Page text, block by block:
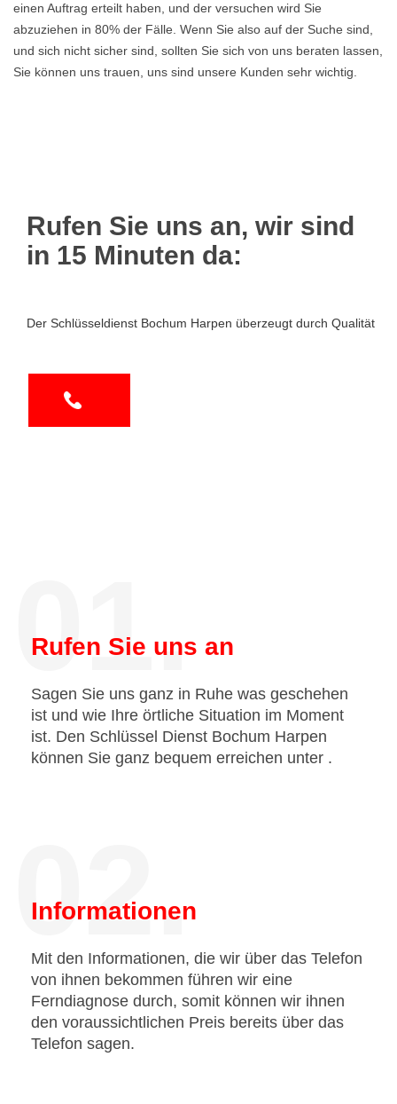
einen Auftrag erteilt haben, und der versuchen wird Sie
abzuziehen in 80% der Fälle. Wenn Sie also auf der Suche sind,
und sich nicht sicher sind, sollten Sie sich von uns beraten lassen,
Sie können uns trauen, uns sind unsere Kunden sehr wichtig.
Rufen Sie uns an, wir sind
in 15 Minuten da:
Der Schlüsseldienst Bochum Harpen überzeugt durch Qualität
01.
Rufen Sie uns an
Sagen Sie uns ganz in Ruhe was geschehen
ist und wie Ihre örtliche Situation im Moment
ist. Den Schlüssel Dienst Bochum Harpen
können Sie ganz bequem erreichen unter .
02.
Informationen
Mit den Informationen, die wir über das Telefon
von ihnen bekommen führen wir eine
Ferndiagnose durch, somit können wir ihnen
den voraussichtlichen Preis bereits über das
Telefon sagen.